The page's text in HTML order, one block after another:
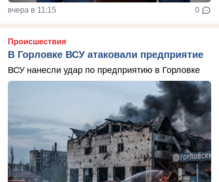
вчера в 11:15 0
Происшествия
В Горловке ВСУ атаковали предприятие
ВСУ нанесли удар по предприятию в Горловке